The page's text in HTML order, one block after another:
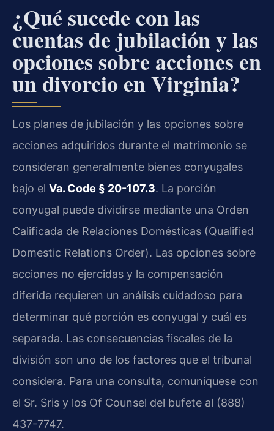
¿Qué sucede con las
cuentas de jubilación y las
opciones sobre acciones en
un divorcio en Virginia?
Los planes de jubilación y las opciones sobre
acciones adquiridos durante el matrimonio se
consideran generalmente bienes conyugales
bajo el Va. Code § 20-107.3. La porción
conyugal puede dividirse mediante una Orden
Calificada de Relaciones Domésticas (Qualified
Domestic Relations Order). Las opciones sobre
acciones no ejercidas y la compensación
diferida requieren un análisis cuidadoso para
determinar qué porción es conyugal y cuál es
separada. Las consecuencias fiscales de la
división son uno de los factores que el tribunal
considera. Para una consulta, comuníquese con
el Sr. Sris y los Of Counsel del bufete al (888)
437-7747.